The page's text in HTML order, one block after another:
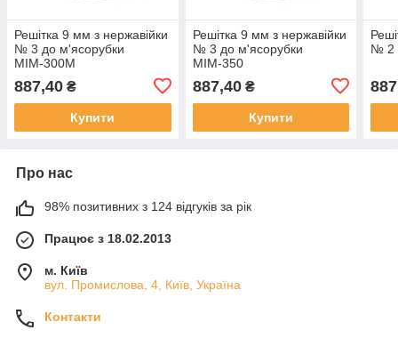
Решітка 9 мм з нержавійки
№ 3 до м'ясорубки
МІМ-300М
887,40 ₴
Купити
Решітка 9 мм з нержавійки
№ 3 до м'ясорубки
МІМ-350
887,40₴
Купити
№ 2
Про нас
98% позитивних з 124 відгуків за рік
Працює з 18.02.2013
м. Київ
вул. Промислова, 4, Київ, Україна
Контакти